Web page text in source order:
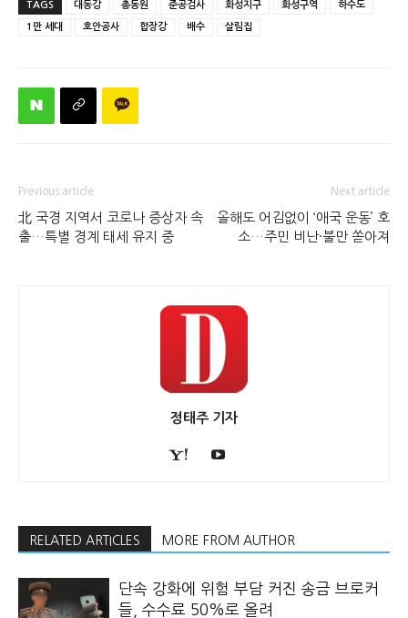
TAGS 대동강 총동원 준공검사 화성지구 화성구역 하수도
1만 세대 호안공사 합장강 배수 살림집
Previous article
北 국경 지역서 코로나 증상자 속
출…특별 경계 태세 유지 중
Next article
올해도 어김없이 ‘애국 운동’ 호
소…주민 비난·불만 쏟아져
정태주 기자
RELATED ARTICLES MORE FROM AUTHOR
단속 강화에 위험 부담 커진 송금 브로커
들, 수수료 50%로 올려